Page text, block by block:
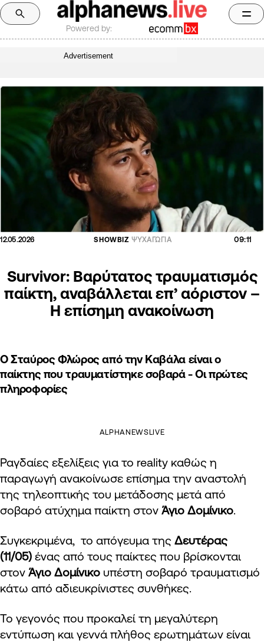
Powered by:
Advertisement
12.05.2026 SHOWBIZ ΨΥΧΑΓΩΓΙΑ 09:11
Survivor: Βαρύτατος τραυματισμός
παίκτη, αναβάλλεται επ’ αόριστον –
Η επίσημη ανακοίνωση
Ο Σταύρος Φλώρος από την Καβάλα είναι ο
παίκτης που τραυματίστηκε σοβαρά - Οι πρώτες
πληροφορίες
ALPHANEWSLIVE
Ραγδαίες εξελίξεις για το reality καθώς η
παραγωγή ανακοίνωσε επίσημα την αναστολή
της τηλεοπτικής του μετάδοσης μετά από
σοβαρό ατύχημα παίκτη στον Άγιο Δομίνικο.
Συγκεκριμένα, το απόγευμα της Δευτέρας
(11/05) ένας από τους παίκτες που βρίσκονται
στον Άγιο Δομίνικο υπέστη σοβαρό τραυματισμό
κάτω από αδιευκρίνιστες συνθήκες.
Το γεγονός που προκαλεί τη μεγαλύτερη
εντύπωση και γεννά πλήθος ερωτημάτων είναι